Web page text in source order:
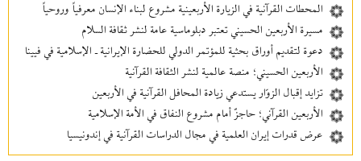
المحطات القرآنية في الزيارة الأربعينية مشروع لبناء الإنسان معرفیاً وروحياً
مسيرة الأربعين الحسيني تعتبر دبلوماسية عامة لنشر ثقافة السلام
دعوة لتقديم أوراق بحثية للمؤتمر الدولي للحضارة الإيرانية ـ الإسلامية في فيينا
الأربعين الحسيني؛ منصة عالمية لنشر الثقافة القرآنية
تزايد إقبال الزوّار يستدعي زيادة المحافل القرآنية في الأربعين
الأربعين القرآني؛ حاجزٌ أمام مشروع النفاق في الأمة الإسلامية
عرض قدرات إيران العلمية في مجال الدراسات القرآنية في إندونيسيا